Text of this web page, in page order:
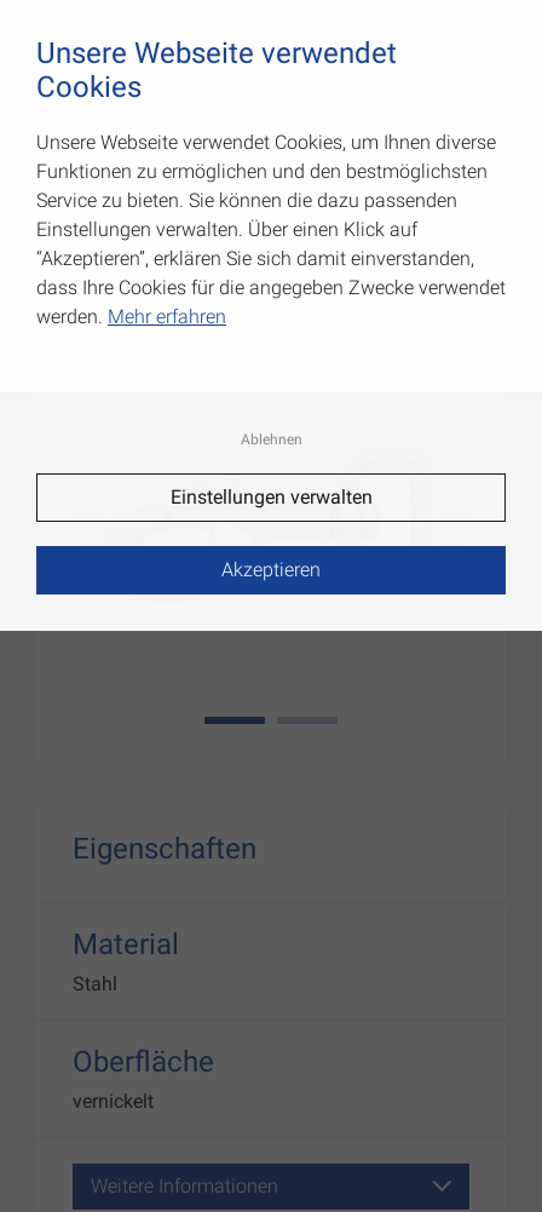
Karabiner-Haken für Gurte
Art.-Nr.: 007900258AV
1
Eigenschaften
Material
Stahl
Oberfläche
vernickelt
Weitere Informationen
Unsere Webseite verwendet
Cookies
Unsere Webseite verwendet Cookies, um Ihnen diverse
Funktionen zu ermöglichen und den bestmöglichsten
Service zu bieten. Sie können die dazu passenden
Einstellungen verwalten. Über einen Klick auf
“Akzeptieren”, erklären Sie sich damit einverstanden,
dass Ihre Cookies für die angegeben Zwecke verwendet
werden. Mehr erfahren
Ablehnen
Einstellungen verwalten
Akzeptieren